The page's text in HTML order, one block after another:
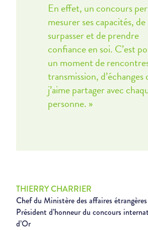
En effet, un concours
mesurer ses capacités, de
surpasser et de prendre
confiance en soi. C’est
un moment de
transmission, d’échanges
j’aime partager avec
personne. »
THIERRY CHARRIER
Chef du Ministère des affaires
Président d’honneur du concours
d’Or